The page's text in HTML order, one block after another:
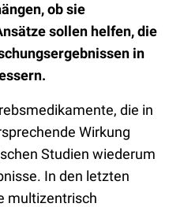
ob sie
sollen helfen, die
in
die in
Wirkung
Studien wiederum
In den letzten
multizentrisch